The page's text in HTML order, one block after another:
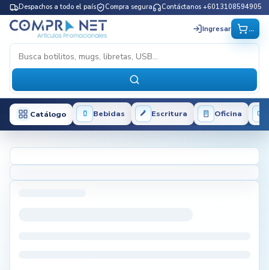
Despachos a todo el país Compra segura Contáctanos +6013108594905
Ingresar ...
Catálogo Bebidas Escritura Oficina